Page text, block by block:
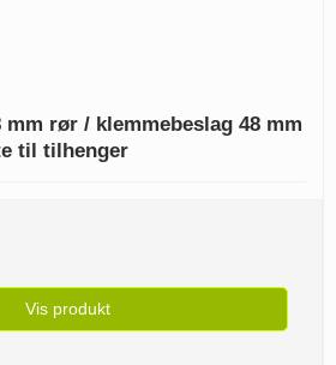
mm rør / klemmebeslag 48 mm
til tilhenger
Vis produkt